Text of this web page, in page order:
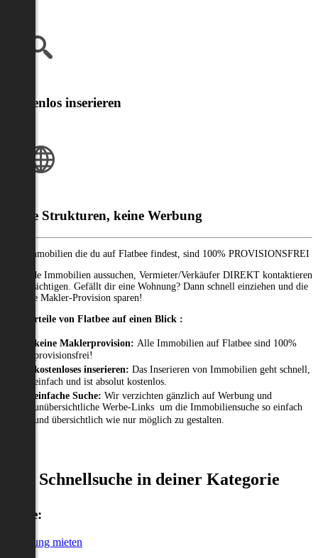
Kostenlos inserieren
Klare Strukturen, keine Werbung
Alle Immobilien die du auf Flatbee findest, sind 100% PROVISIONSFREI
Passende Immobilien aussuchen, Vermieter/Verkäufer DIREKT kontaktieren
und besichtigen. Gefällt dir eine Wohnung? Dann schnell einziehen und die
gesamte Makler-Provision sparen!
Die Vorteile von Flatbee auf einen Blick :
keine Maklerprovision: Alle Immobilien auf Flatbee sind 100%
provisionsfrei!
kostenloses inserieren: Das Inserieren von Immobilien geht schnell,
einfach und ist absolut kostenlos.
einfache Suche: Wir verzichten gänzlich auf Werbung und
unübersichtliche Werbe-Links um die Immobiliensuche so einfach
und übersichtlich wie nur möglich zu gestalten.
Schnellsuche in deiner Kategorie
Miete:
Wohnung mieten